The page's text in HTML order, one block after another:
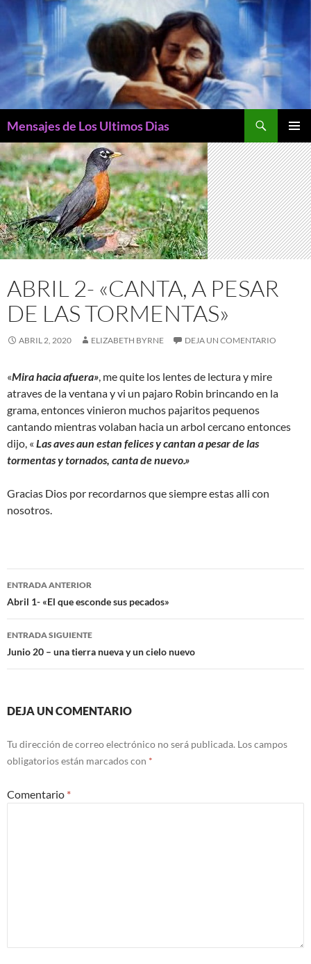
Mensajes de Los Ultimos Dias
MENÚ
AL
CONTENIDO
ABRIL 2- «CANTA, A PESAR
DE LAS TORMENTAS»
ABRIL 2, 2020 ELIZABETH BYRNE DEJA UN COMENTARIO
«Mira hacia afuera» , me quite los lentes de lectura y mire
atraves de la ventana y vi un pajaro Robin brincando en la
grama, entonces vinieron muchos pajaritos pequenos
cantando mientras volaban hacia un arbol cercano entonces
dijo, « Las aves aun estan felices y cantan a pesar de las
tormentas y tornados, canta de nuevo.»
Gracias Dios por recordarnos que siempre estas alli con
nosotros.
Navegación
de
entradas
ENTRADA ANTERIOR
Abril 1- «El que esconde sus pecados»
ENTRADA SIGUIENTE
Junio 20 – una tierra nueva y un cielo nuevo
DEJA UN COMENTARIO
Tu dirección de correo electrónico no será publicada. Los campos
obligatorios están marcados con *
Comentario *